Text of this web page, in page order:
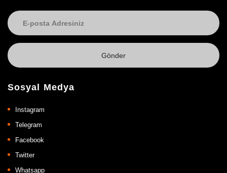
Sosyal Medya
Instagram
Telegram
Facebook
Twitter
Whatsapp